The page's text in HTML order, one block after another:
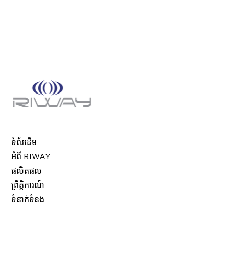
ទំព័រដើម
អំពី RIWAY
ផលិតផល
ព្រឹត្តិការណ៍
ទំនាក់ទំនង